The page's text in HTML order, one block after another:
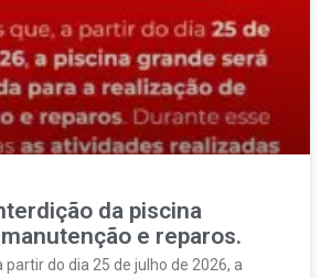
da piscina
e reparos.
partir do dia 25 de julho de 2026, a